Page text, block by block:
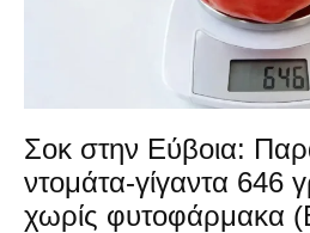
Σοκ στην Εύβοια:
ντομάτα-γίγαντα 646
χωρίς φυτοφάρμακα